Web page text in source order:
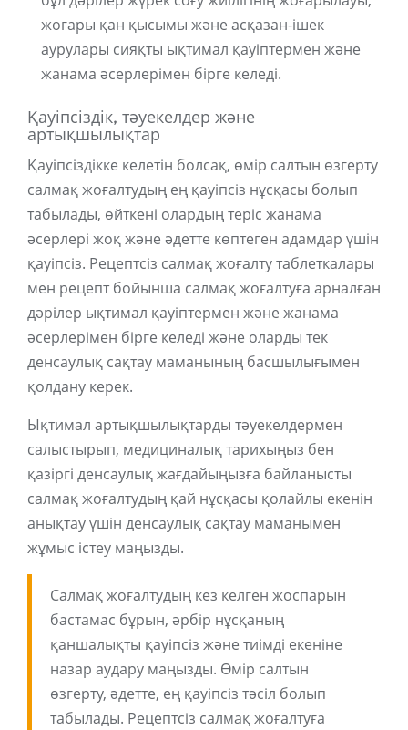
жоғары қан қысымы және асқазан-ішек
аурулары сияқты ықтимал қауіптермен және
жанама әсерлерімен бірге келеді.
Қауіпсіздік, тәуекелдер және
артықшылықтар
Қауіпсіздікке келетін болсақ, өмір салтын өзгерту
салмақ жоғалтудың ең қауіпсіз нұсқасы болып
табылады, өйткені олардың теріс жанама
әсерлері жоқ және әдетте көптеген адамдар үшін
қауіпсіз. Рецептсіз салмақ жоғалту таблеткалары
мен рецепт бойынша салмақ жоғалтуға арналған
дәрілер ықтимал қауіптермен және жанама
әсерлерімен бірге келеді және оларды тек
денсаулық сақтау маманының басшылығымен
қолдану керек.
Ықтимал артықшылықтарды тәуекелдермен
салыстырып, медициналық тарихыңыз бен
қазіргі денсаулық жағдайыңызға байланысты
салмақ жоғалтудың қай нұсқасы қолайлы екенін
анықтау үшін денсаулық сақтау маманымен
жұмыс істеу маңызды.
Салмақ жоғалтудың кез келген жоспарын
бастамас бұрын, әрбір нұсқаның
қаншалықты қауіпсіз және тиімді екеніне
назар аудару маңызды. Өмір салтын
өзгерту, әдетте, ең қауіпсіз тәсіл болып
табылады. Рецептсіз салмақ жоғалтуға